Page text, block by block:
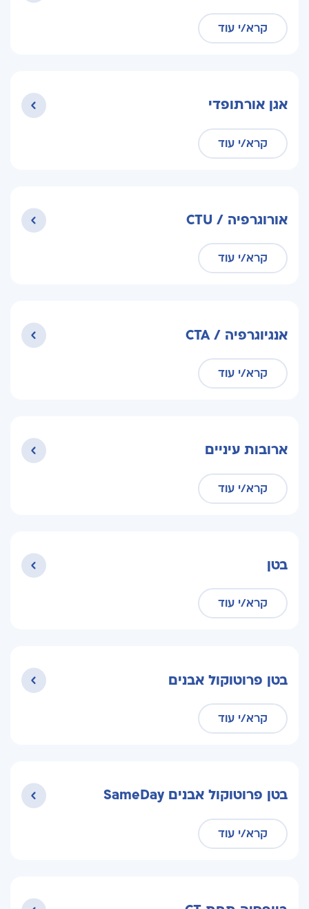
קרא/י עוד
אגן אורתופדי
קרא/י עוד
אורוגרפיה / CTU
קרא/י עוד
אנגיוגרפיה / CTA
קרא/י עוד
ארובות עיניים
קרא/י עוד
בטן
קרא/י עוד
בטן פרוטוקול אבנים
קרא/י עוד
בטן פרוטוקול אבנים SameDay
קרא/י עוד